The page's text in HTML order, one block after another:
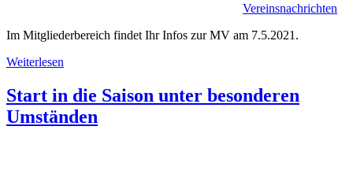
Vereinsnachrichten
Im Mitgliederbereich findet Ihr Infos zur MV am 7.5.2021.
Weiterlesen
Start in die Saison unter besonderen
Umständen